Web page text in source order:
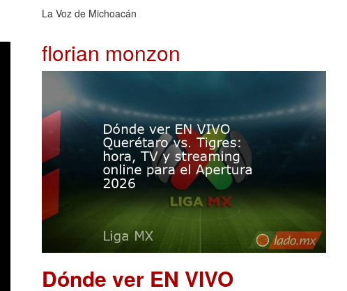
La Voz de Michoacán
florian monzon
Dónde ver EN VIVO